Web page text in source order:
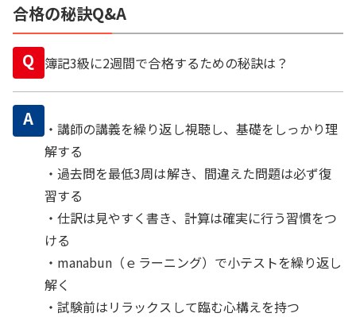
合格の秘訣Q&A
Q 簿記3級に2週間で合格するための秘訣は？
A
・講師の講義を繰り返し視聴し、基礎をしっかり理
解する
・過去問を最低3周は解き、間違えた問題は必ず復
習する
・仕訳は見やすく書き、計算は確実に行う習慣をつ
ける
・manabun（ｅラーニング）で小テストを繰り返し
解く
・試験前はリラックスして臨む心構えを持つ